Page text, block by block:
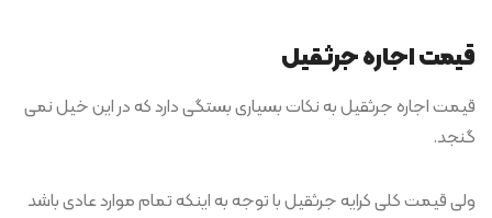
قیمت اجاره جرثقیل
قیمت اجاره جرثقیل به نکات بسیاری بستگی دارد که در این خیل نمی
گنجد.
ولی قیمت کلی کرایه جرثقیل با توجه به اینکه تمام موارد عادی باشد